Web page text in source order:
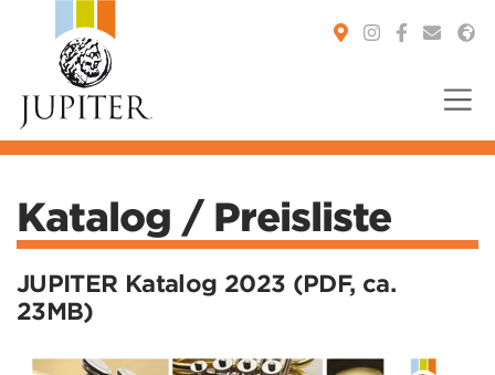
Katalog / Preisliste
JUPITER Katalog 2023 (PDF, ca.
23MB)